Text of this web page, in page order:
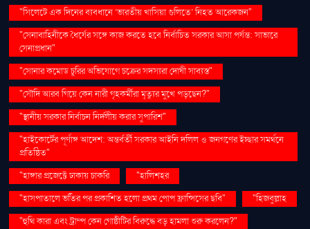
"সিলেটে এক দিনের ব্যবধানে ‘ভারতীয় খাসিয়া গু‌লিতে’ নিহত আরেকজন"
"সেনাবাহিনীকে ধৈর্যের সঙ্গে কাজ করতে হবে নির্বাচিত সরকার আসা পর্যন্ত: সাভারে
সেনাপ্রধান"
"সোনার কমোড চুরির অভিযোগে চক্রের সদস্যরা দোষী সাব্যস্ত"
"সৌদি আরব গিয়ে কেন নারী গৃহকর্মীরা মৃত্যুর মুখে পড়ছেন?"
"স্থানীয় সরকার নির্বাচন নির্দলীয় করার সুপারিশ"
"হাইকোর্টের পূর্ণাঙ্গ আদেশ: অন্তর্বর্তী সরকার আইনি দলিল ও জনগণের ইচ্ছার সমর্থনে
প্রতিষ্ঠিত"
"হাঙ্গার প্রজেক্টে ঢাকায় চাকরি
"হালিশহর
"হাসপাতালে ভর্তির পর প্রকাশিত হলো প্রথম পোপ ফ্রান্সিসের ছবি"
"হিজবুল্লাহ
"হুথি কারা এবং ট্রাম্প কেন গোষ্ঠীটির বিরুদ্ধে বড় হামলা শুরু করলেন?"